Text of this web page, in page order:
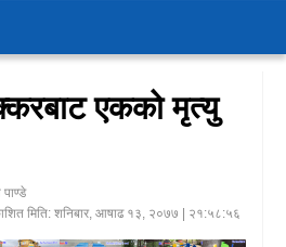
एकको मृत्यु
मिति: शनिबार, आषाढ १३, २०७७ | २१:५८:५६